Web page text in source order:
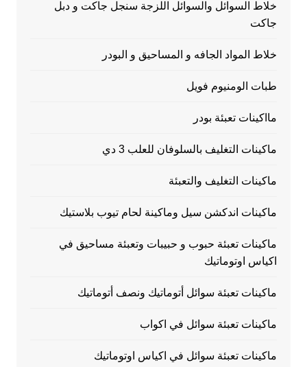
خلاط السوائل والسوائل اللزجة سنجل جاكت و دبل
جاكت
خلاط المواد الجافه و المساحيق و البودر
طبات الومنيوم فويل
مااكينات تعبئة بودر
ماكينات التغليف بالسلوفان للعلب 3 دي
ماكينات التغليف والتعبئة
ماكينات اندكشن سيل وماكينة لحام تيوب بلاستيك
ماكينات تعبئة حبوب و حبيبات وتعبئة مساحيق في
اكياس اوتوماتيك
ماكينات تعبئة سوائل أتوماتيك ونصف أتوماتيك
ماكينات تعبئة سوائل في اكواب
ماكينات تعبئة سوائل في اكياس اوتوماتيك